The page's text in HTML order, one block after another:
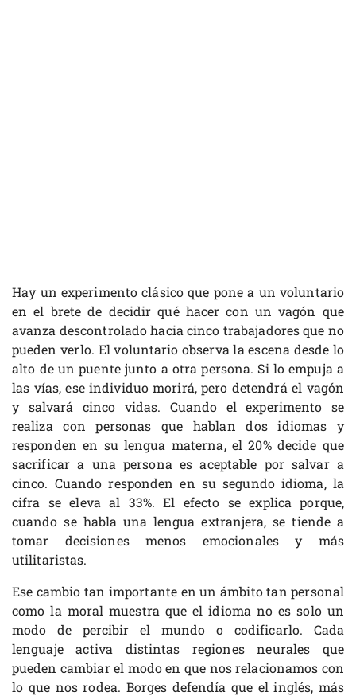
Hay un experimento clásico que pone a un voluntario
en el brete de decidir qué hacer con un vagón que
avanza descontrolado hacia cinco trabajadores que no
pueden verlo. El voluntario observa la escena desde lo
alto de un puente junto a otra persona. Si lo empuja a
las vías, ese individuo morirá, pero detendrá el vagón
y salvará cinco vidas. Cuando el experimento se
realiza con personas que hablan dos idiomas y
responden en su lengua materna, el 20% decide que
sacrificar a una persona es aceptable por salvar a
cinco. Cuando responden en su segundo idioma, la
cifra se eleva al 33%. El efecto se explica porque,
cuando se habla una lengua extranjera, se tiende a
tomar decisiones menos emocionales y más
utilitaristas.
Ese cambio tan importante en un ámbito tan personal
como la moral muestra que el idioma no es solo un
modo de percibir el mundo o codificarlo. Cada
lenguaje activa distintas regiones neurales que
pueden cambiar el modo en que nos relacionamos con
lo que nos rodea. Borges defendía que el inglés, más